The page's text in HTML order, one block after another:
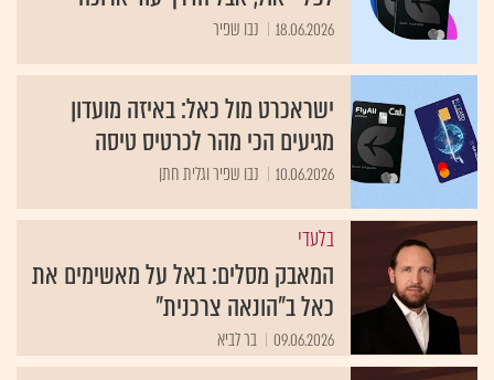
18.06.2026 נבו שפיר
ישראכרט מול כאל: באיזה מועדון
מגיעים הכי מהר לכרטיס טיסה
10.06.2026 נבו שפיר וגלית חתן
בלעדי
המאבק מסלים: באל על מאשימים את
כאל ב"הונאה צרכנית"
09.06.2026 בר לביא